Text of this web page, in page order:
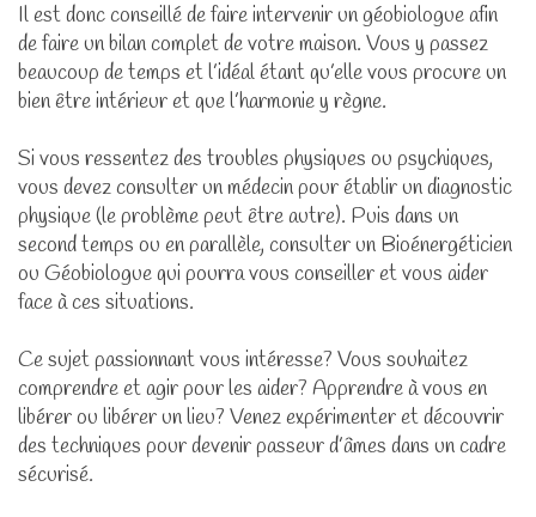
Il est donc conseillé de faire intervenir un géobiologue afin
de faire un bilan complet de votre maison. Vous y passez
beaucoup de temps et l’idéal étant qu’elle vous procure un
bien être intérieur et que l’harmonie y règne.
Si vous ressentez des troubles physiques ou psychiques,
vous devez consulter un médecin pour établir un diagnostic
physique (le problème peut être autre). Puis dans un
second temps ou en parallèle, consulter un Bioénergéticien
ou Géobiologue qui pourra vous conseiller et vous aider
face à ces situations.
Ce sujet passionnant vous intéresse? Vous souhaitez
comprendre et agir pour les aider? Apprendre à vous en
libérer ou libérer un lieu? Venez expérimenter et découvrir
des techniques pour devenir passeur d’âmes dans un cadre
sécurisé.